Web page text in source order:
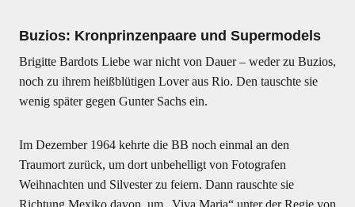
Buzios: Kronprinzenpaare und Supermodels
Brigitte Bardots Liebe war nicht von Dauer – weder zu Buzios,
noch zu ihrem heißblütigen Lover aus Rio. Den tauschte sie
wenig später gegen Gunter Sachs ein.
Im Dezember 1964 kehrte die BB noch einmal an den
Traumort zurück, um dort unbehelligt von Fotografen
Weihnachten und Silvester zu feiern. Dann rauschte sie
Richtung Mexiko davon, um „Viva Maria“ unter der Regie von